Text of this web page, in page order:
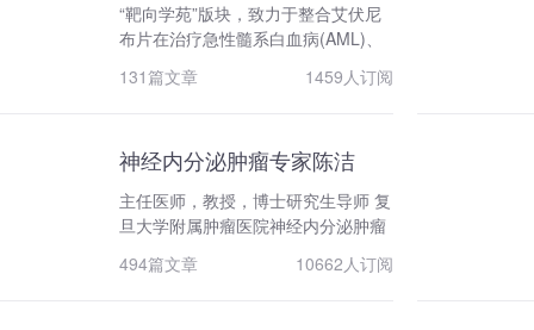
“靶向学苑”版块，致力于整合艾伏尼
布片在治疗急性髓系白血病(AML)、
急性成淋巴细胞性白血病(ALL)和骨
髓增生异常综合征(MDS)方面的最新
关怀。
1459人订阅
131篇文章
神经内分泌肿瘤专家陈洁
主任医师，教授，博士研究生导师 复
旦大学附属肿瘤医院神经内分泌肿瘤
多学科首席专家 复旦大学附属肿瘤医
院神经内分泌肿瘤中心主任 复旦大学
10662人订阅
494篇文章